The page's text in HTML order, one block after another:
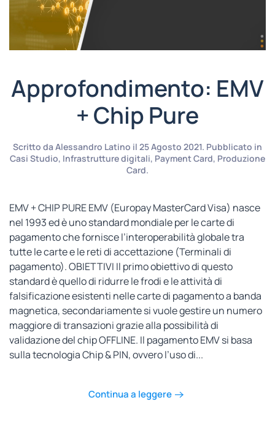
Approfondimento: EMV
+ Chip Pure
Scritto da Alessandro Latino il 25 Agosto 2021. Pubblicato in
Casi Studio, Infrastrutture digitali, Payment Card, Produzione
Card.
EMV + CHIP PURE EMV (Europay MasterCard Visa) nasce
nel 1993 ed è uno standard mondiale per le carte di
pagamento che fornisce l’interoperabilità globale tra
tutte le carte e le reti di accettazione (Terminali di
pagamento). OBIETTIVI Il primo obiettivo di questo
standard è quello di ridurre le frodi e le attività di
falsificazione esistenti nelle carte di pagamento a banda
magnetica, secondariamente si vuole gestire un numero
maggiore di transazioni grazie alla possibilità di
validazione del chip OFFLINE. Il pagamento EMV si basa
sulla tecnologia Chip & PIN, ovvero l’uso di...
Continua a leggere